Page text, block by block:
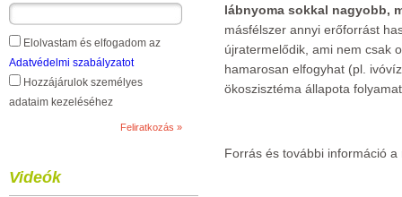
Elolvastam és elfogadom az
Adatvédelmi szabályzatot
Hozzájárulok személyes
adataim kezeléséhez
Videók
lábnyoma sokkal nagyobb,
másfélszer annyi erőforrást
újratermelődik, ami nem csak
hamarosan elfogyhat (pl.
ökoszisztéma állapota
Forrás és további információ